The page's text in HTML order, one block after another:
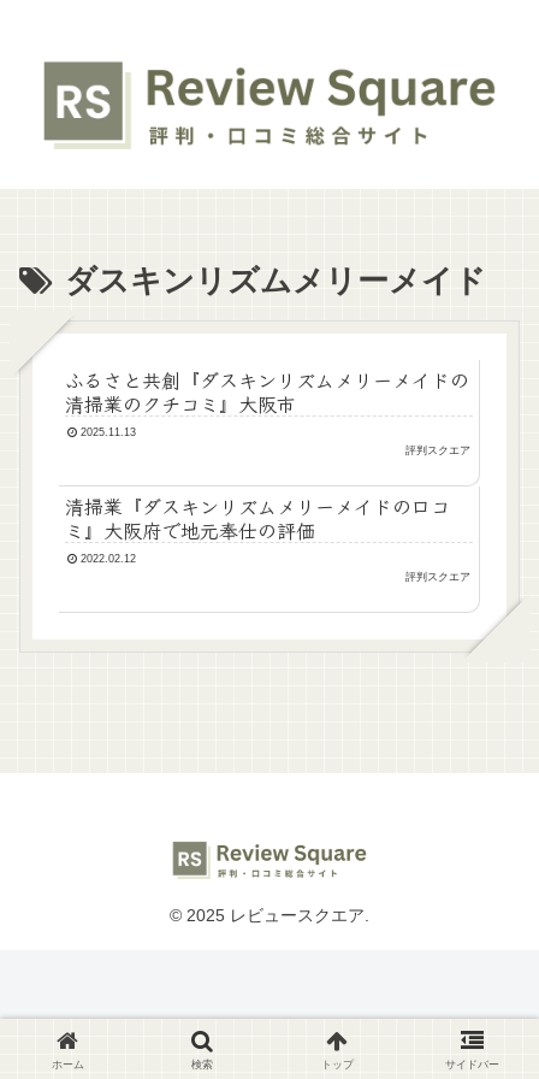
ダスキンリズムメリーメイド
ふるさと共創『ダスキンリズムメリーメイドの
清掃業のクチコミ』大阪市
2025.11.13
評判スクエア
清掃業『ダスキンリズムメリーメイドの口コ
ミ』大阪府で地元奉仕の評価
2022.02.12
評判スクエア
© 2025 レビュースクエア.
ホーム 検索 トップ サイドバー